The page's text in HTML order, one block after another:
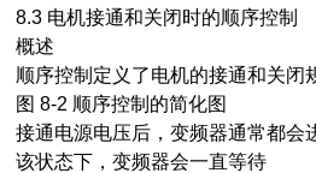
8.3 电机接通和关闭时的顺序控制
概述
顺序控制定义了电机的接通和关闭
图 8-2 顺序控制的简化图
接通电源电压后，变频器通常都会
该状态下，变频器会一直等待